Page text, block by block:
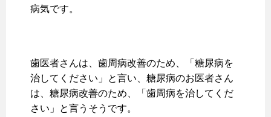
病気です。
歯医者さんは、歯周病改善のため、「糖尿病を
治してください」と言い、糖尿病のお医者さん
は、糖尿病改善のため、「歯周病を治してくだ
さい」と言うそうです。